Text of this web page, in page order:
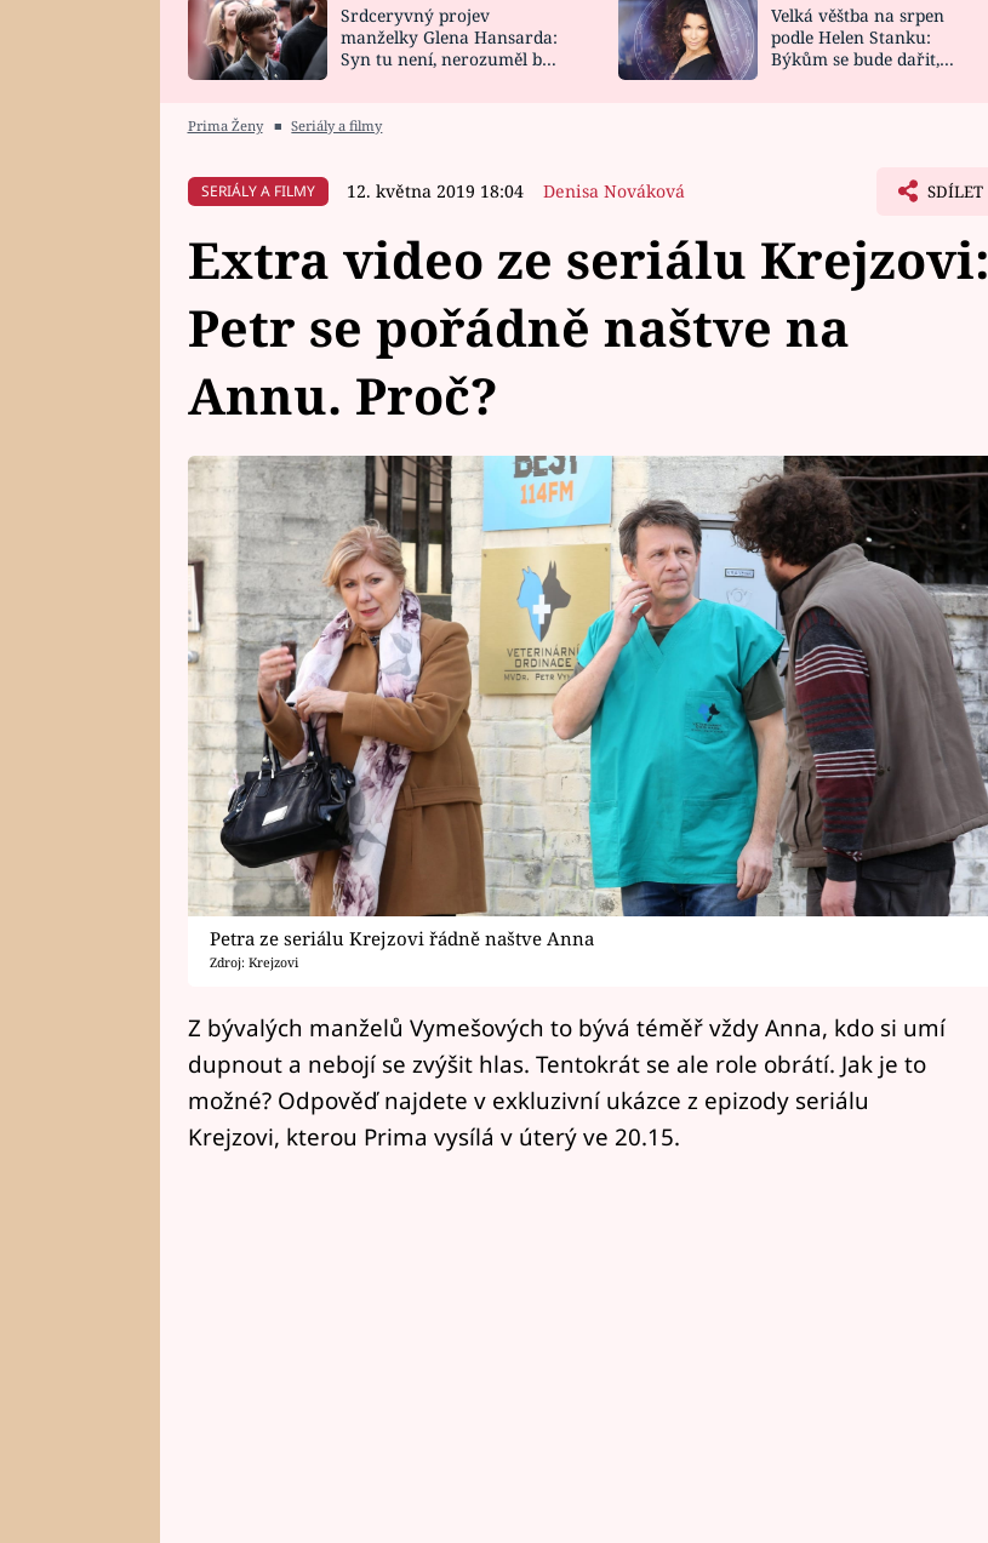
HOROSKOP NA
CELEBRITY
VAŘENÍ
NOVINKY
VIDEORECEPTY
Srdceryvný projev
manželky Glena Hansarda:
Syn tu není, nerozuměl by
Velká věštba na srpen
podle Helen Stanku:
Býkům se bude dařit,
Prima Ženy ■ Seriály a filmy
SERIÁLY A FILMY 12. května 2019 18:04 Denisa Nováková SDÍLET
Extra video ze seriálu Krejzovi:
Petr se pořádně naštve na
Annu. Proč?
Petra ze seriálu Krejzovi řádně naštve Anna
Zdroj: Krejzovi
Z bývalých manželů Vymešových to bývá téměř vždy Anna, kdo si umí
dupnout a nebojí se zvýšit hlas. Tentokrát se ale role obrátí. Jak je to
možné? Odpověď najdete v exkluzivní ukázce z epizody seriálu
Krejzovi, kterou Prima vysílá v úterý ve 20.15.